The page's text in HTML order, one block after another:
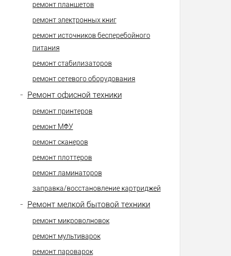
ремонт планшетов
ремонт электронных книг
ремонт источников бесперебойного
питания
ремонт стабилизаторов
ремонт сетевого оборудования
- Ремонт офисной техники
ремонт принтеров
ремонт МФУ
ремонт сканеров
ремонт плоттеров
ремонт ламинаторов
заправка/восстановление картриджей
- Ремонт мелкой бытовой техники
ремонт микроволновок
ремонт мультиварок
ремонт пароварок